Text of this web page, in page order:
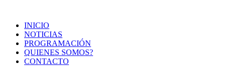
INICIO
NOTICIAS
PROGRAMACIÓN
QUIENES SOMOS?
CONTACTO